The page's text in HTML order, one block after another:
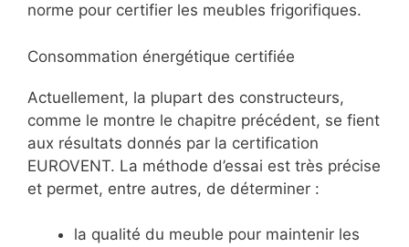
norme pour certifier les meubles frigorifiques.
Consommation énergétique certifiée
Actuellement, la plupart des constructeurs,
comme le montre le chapitre précédent, se fient
aux résultats donnés par la certification
EUROVENT. La méthode d’essai est très précise
et permet, entre autres, de déterminer :
la qualité du meuble pour maintenir les